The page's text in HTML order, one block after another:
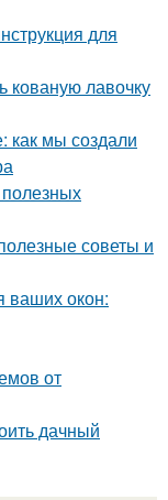
для
кованую лавочку
как мы создали
советы и
ваших окон:
от
дачный